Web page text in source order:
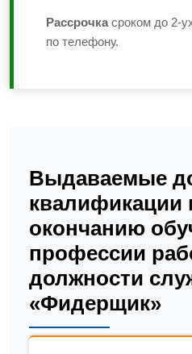
Рассрочка сроком до 2-
по телефону.
Выдаваемые
квалификации
окончанию
профессии
должности
«Фидерщик»